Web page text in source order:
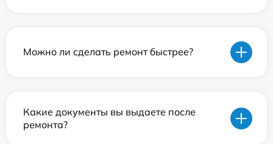
Можно ли сделать ремонт быстрее?
Какие документы вы выдаете после
ремонта?